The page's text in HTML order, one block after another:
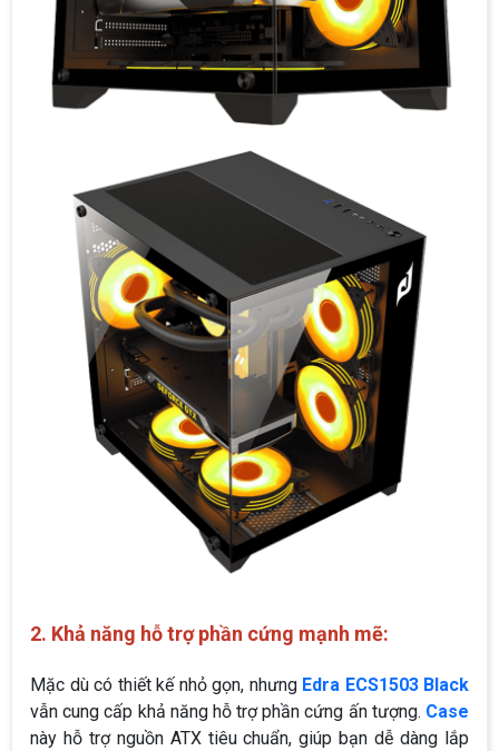
2. Khả năng hỗ trợ phần cứng mạnh mẽ:
Mặc dù có thiết kế nhỏ gọn, nhưng Edra ECS1503 Black
vẫn cung cấp khả năng hỗ trợ phần cứng ấn tượng. Case
này hỗ trợ nguồn ATX tiêu chuẩn, giúp bạn dễ dàng lắp